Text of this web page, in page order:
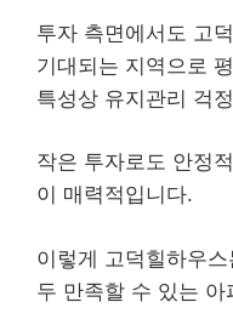
투자 측면에서도 고
기대되는 지역으로
특성상 유지관리 걱
작은 투자로도 안정
이 매력적입니다.
이렇게 고덕힐하우스
두 만족할 수 있는 아